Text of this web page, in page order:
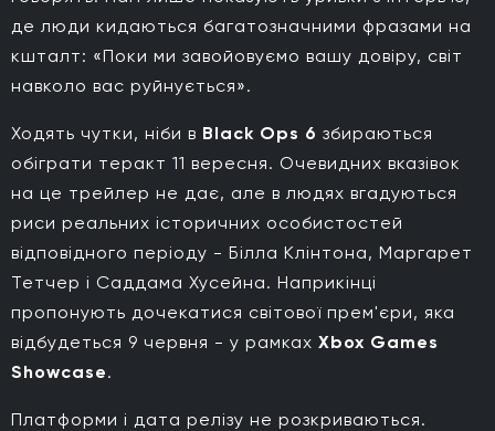
де люди кидаються багатозначними фразами на
кшталт: «Поки ми завойовуємо вашу довіру, світ
навколо вас руйнується».
Ходять чутки, ніби в Black Ops 6 збираються
обіграти теракт 11 вересня. Очевидних вказівок
на це трейлер не дає, але в людях вгадуються
риси реальних історичних особистостей
відповідного періоду - Білла Клінтона, Маргарет
Тетчер і Саддама Хусейна. Наприкінці
пропонують дочекатися світової прем'єри, яка
відбудеться 9 червня - у рамках Xbox Games
Showcase.
Платформи і дата релізу не розкриваються.